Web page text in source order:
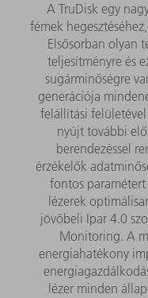
A TruDisk egy
fémek
Elsősorban olyan
teljesítményre és
sugárminőségre
generációja
felállítási felületével
nyújt további
berendezéssel
érzékelők
fontos
lézerek
jövőbeli Ipar 4.0
Monitoring. A
energiahatékony
lézer minden